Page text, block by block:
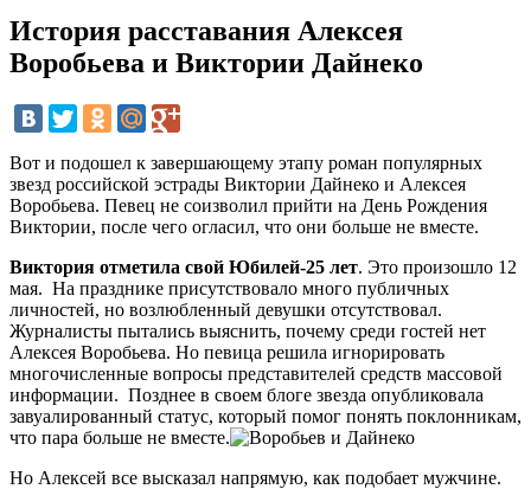
История расставания Алексея
Воробьева и Виктории Дайнеко
Вот и подошел к завершающему этапу роман популярных
звезд российской эстрады Виктории Дайнеко и Алексея
Воробьева. Певец не соизволил прийти на День Рождения
Виктории, после чего огласил, что они больше не вместе.
Виктория отметила свой Юбилей-25 лет. Это произошло 12
мая. На празднике присутствовало много публичных
личностей, но возлюбленный девушки отсутствовал.
Журналисты пытались выяснить, почему среди гостей нет
Алексея Воробьева. Но певица решила игнорировать
многочисленные вопросы представителей средств массовой
информации. Позднее в своем блоге звезда опубликовала
завуалированный статус, который помог понять поклонникам,
что пара больше не вместе.
Но Алексей все высказал напрямую, как подобает мужчине.